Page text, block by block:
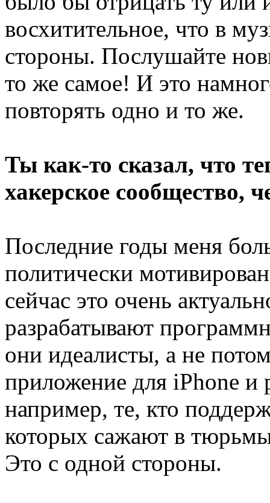
восхитительное, что в
стороны. Послушайте
то же самое! И это
повторять одно и то же.
Ты как-то сказал, что
хакерское сообщество,
Последние годы меня
политически
сейчас это очень
разрабатывают
они идеалисты, а не
приложение для iPhone и
например, те, кто
которых сажают в
Это с одной стороны.